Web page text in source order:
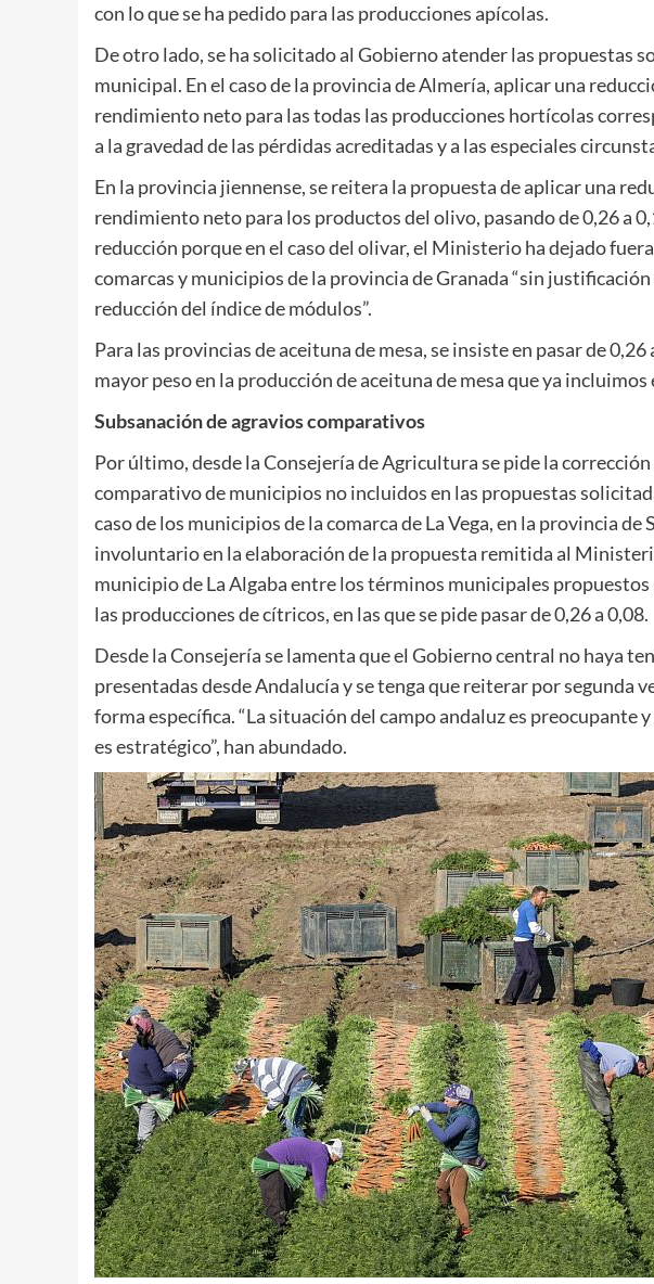
con lo que se ha pedido para las producciones apícolas.
De otro lado, se ha solicitado al Gobierno atender las propuestas
municipal. En el caso de la provincia de Almería, aplicar una
rendimiento neto para las todas las producciones hortícolas
a la gravedad de las pérdidas acreditadas y a las especiales
En la provincia jiennense, se reitera la propuesta de aplicar una
rendimiento neto para los productos del olivo, pasando de 0,26 a
reducción porque en el caso del olivar, el Ministerio ha dejado
comarcas y municipios de la provincia de Granada “sin
reducción del índice de módulos”.
Para las provincias de aceituna de mesa, se insiste en pasar de
mayor peso en la producción de aceituna de mesa que ya
Subsanación de agravios comparativos
Por último, desde la Consejería de Agricultura se pide la
comparativo de municipios no incluidos en las propuestas
caso de los municipios de la comarca de La Vega, en la provincia
involuntario en la elaboración de la propuesta remitida al
municipio de La Algaba entre los términos municipales
las producciones de cítricos, en las que se pide pasar de 0,26 a 0,08.
Desde la Consejería se lamenta que el Gobierno central no haya
presentadas desde Andalucía y se tenga que reiterar por segunda
forma específica. “La situación del campo andaluz es preocupante
es estratégico”, han abundado.